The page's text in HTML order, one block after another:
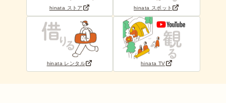
hinata ストア hinata スポット
hinata レンタル hinata TV